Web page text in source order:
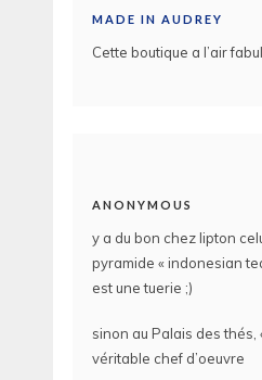
MADE IN AUDREY
Cette boutique a l’air
ANONYMOUS
y a du bon chez lipton
pyramide « indonesian
est une tuerie ;)
sinon au Palais des thés,
véritable chef d’oeuvre